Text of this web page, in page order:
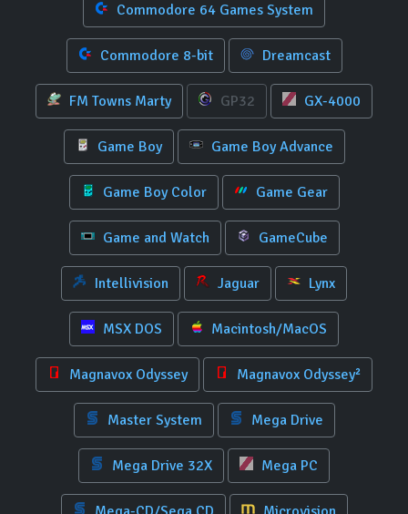
Commodore 64 Games System
Commodore 8-bit Dreamcast
FM Towns Marty GP32 GX-4000
Game Boy Game Boy Advance
Game Boy Color Game Gear
Game and Watch GameCube
Intellivision Jaguar Lynx
MSX DOS Macintosh/MacOS
Magnavox Odyssey Magnavox Odyssey²
Master System Mega Drive
Mega Drive 32X Mega PC